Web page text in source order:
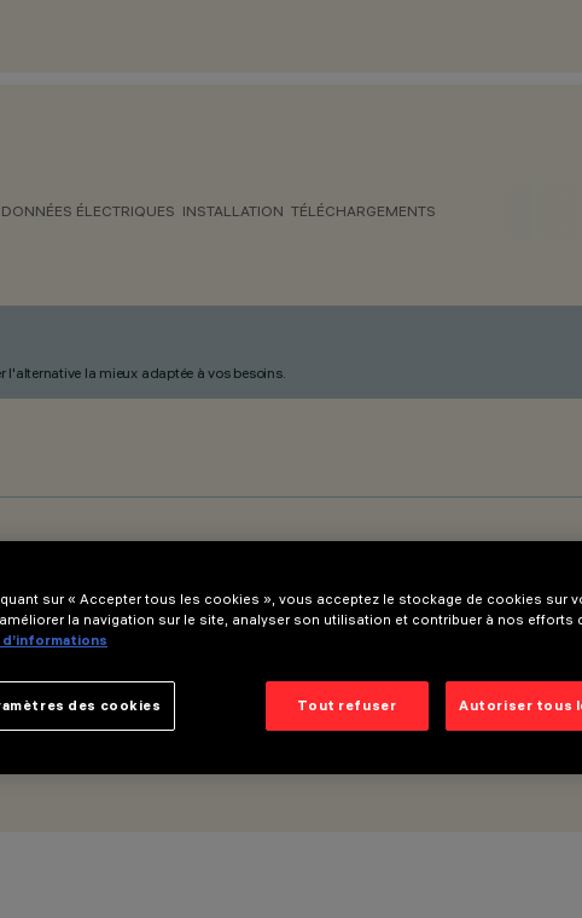
DONNÉES ÉLECTRIQUES INSTALLATION TÉLÉCHARGEMENTS
la mieux adaptée à vos besoins.
sur « Accepter tous les cookies », vous acceptez le stockage de cookies sur
la navigation sur le site, analyser son utilisation et contribuer à nos efforts
d’informations
Tout refuser Autoriser tous
des cookies